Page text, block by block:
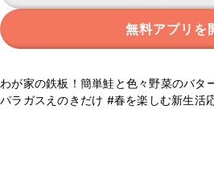
無料アプリを
わが家の鉄板！簡単鮭と色々野菜のバタ
パラガスえのきだけ #春を楽しむ新生活